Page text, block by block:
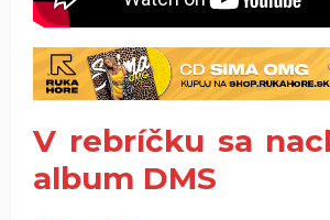
V rebríčku sa
album DMS